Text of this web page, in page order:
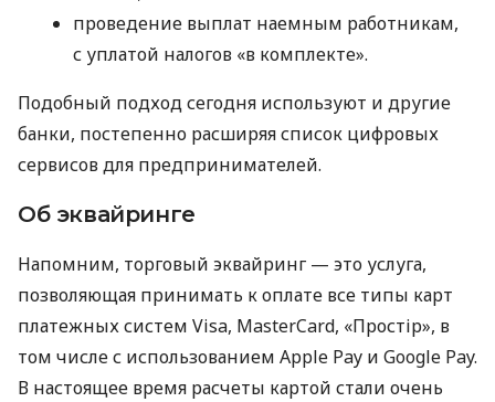
проведение выплат наемным работникам,
с уплатой налогов «в комплекте».
Подобный подход сегодня используют и другие
банки, постепенно расширяя список цифровых
сервисов для предпринимателей.
Об эквайринге
Напомним, торговый эквайринг — это услуга,
позволяющая принимать к оплате все типы карт
платежных систем Visa, MasterCard, «Простір», в
том числе с использованием Apple Pay и Google Pay.
В настоящее время расчеты картой стали очень